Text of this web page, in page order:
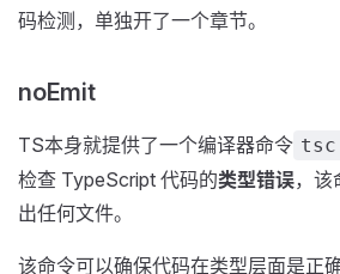
码检测，单独开了一个章节。
noEmit
TS本身就提供了一个编译器命令 tsc
检查 TypeScript 代码的类型错误，该
出任何文件。
该命令可以确保代码在类型层面是正